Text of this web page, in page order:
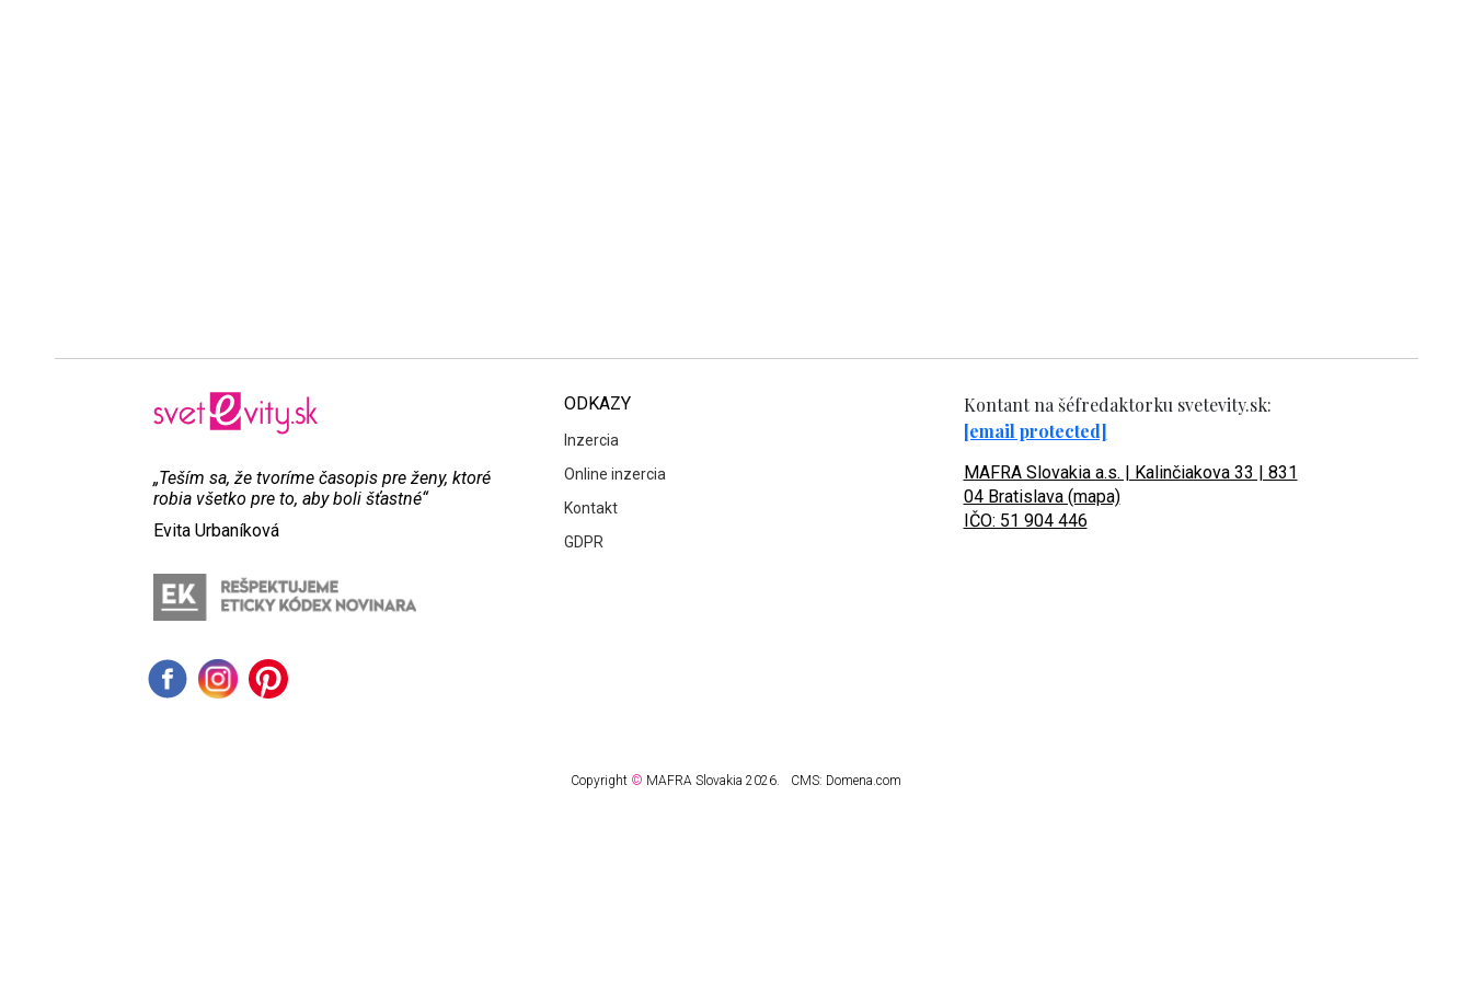
„Teším sa, že tvoríme časopis pre ženy, ktoré
robia všetko pre to, aby boli šťastné“
Evita Urbaníková
ODKAZY
Inzercia
Online inzercia
Kontakt
GDPR
Kontant na šéfredaktorku svetevity.sk:
[email protected]
MAFRA Slovakia a.s. | Kalinčiakova 33 | 831
04 Bratislava (mapa)
IČO: 51 904 446
Copyright © MAFRA Slovakia 2026. CMS: Domena.com